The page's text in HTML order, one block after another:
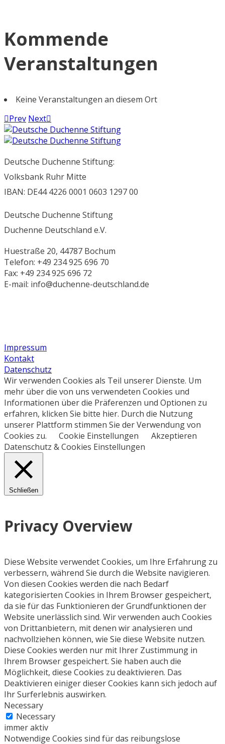
Kommende
Veranstaltungen
Keine Veranstaltungen an diesem Ort
Prev Next
Deutsche Duchenne Stiftung:
Volksbank Ruhr Mitte
IBAN: DE44 4226 0001 0603 1297 00
Deutsche Duchenne Stiftung
Duchenne Deutschland e.V.
Huestraße 20, 44787 Bochum
Telefon: +49 234 925 696 70
Fax: +49 234 925 696 72
E-mail: info@duchenne-deutschland.de
Impressum
Kontakt
Datenschutz
Wir verwenden Cookies als Teil unserer Dienste. Um
mehr über die von uns verwendeten Cookies und
Informationen über die Präferenzen und Optionen zu
erfahren, klicken Sie bitte hier. Durch die Nutzung
unserer Plattform stimmen Sie der Verwendung von
Cookies zu.
Cookie Einstellungen
Akzeptieren
Datenschutz & Cookies Einstellungen
Schließen
Privacy Overview
Diese Website verwendet Cookies, um Ihre Erfahrung zu
verbessern, während Sie durch die Website navigieren.
Von diesen Cookies werden die nach Bedarf
kategorisierten Cookies in Ihrem Browser gespeichert,
da sie für das Funktionieren der Grundfunktionen der
Website unerlässlich sind. Wir verwenden auch Cookies
von Drittanbietern, mit denen wir analysieren und
nachvollziehen können, wie Sie diese Website nutzen.
Diese Cookies werden nur mit Ihrer Zustimmung in
Ihrem Browser gespeichert. Sie haben auch die
Möglichkeit, diese Cookies zu deaktivieren. Das
Deaktivieren einiger dieser Cookies kann sich jedoch auf
Ihr Surferlebnis auswirken.
Necessary
Necessary
immer aktiv
Notwendige Cookies sind für das reibungslose